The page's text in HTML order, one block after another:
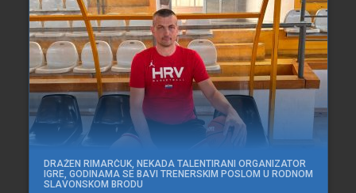
DRAŽEN RIMARČUK, NEKADA TALENTIRANI ORGANIZATOR
IGRE, GODINAMA SE BAVI TRENERSKIM POSLOM U RODNOM
SLAVONSKOM BRODU